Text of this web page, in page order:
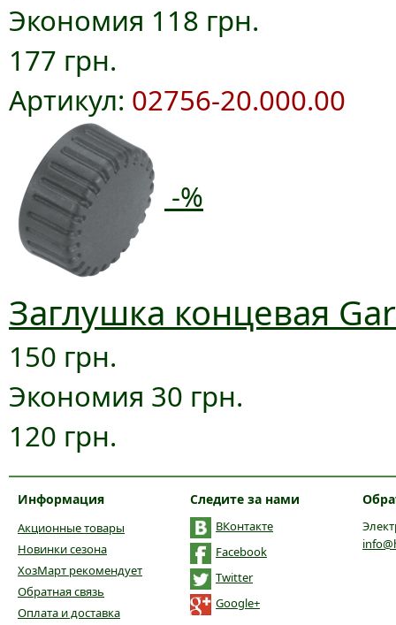
Экономия 118 грн.
177 грн.
Артикул: 02756-20.000.00
-%
Заглушка концевая
150 грн.
Экономия 30 грн.
120 грн.
Информация
Акционные товары
Новинки сезона
ХозМарт рекомендует
Обратная связь
Оплата и доставка
Следите за нами
ВКонтакте
Facebook
Twitter
Google+